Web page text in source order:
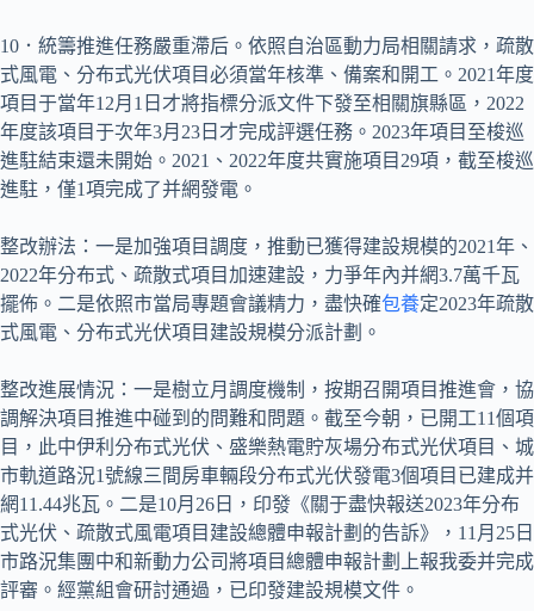
10．統籌推進任務嚴重滯后。依照自治區動力局相關請求，疏散
式風電、分布式光伏項目必須當年核準、備案和開工。2021年度
項目于當年12月1日才將指標分派文件下發至相關旗縣區，2022
年度該項目于次年3月23日才完成評選任務。2023年項目至梭巡
進駐結束還未開始。2021、2022年度共實施項目29項，截至梭巡
進駐，僅1項完成了并網發電。
整改辦法：一是加強項目調度，推動已獲得建設規模的2021年、
2022年分布式、疏散式項目加速建設，力爭年內并網3.7萬千瓦
擺佈。二是依照市當局專題會議精力，盡快確包養定2023年疏散
式風電、分布式光伏項目建設規模分派計劃。
整改進展情況：一是樹立月調度機制，按期召開項目推進會，協
調解決項目推進中碰到的問難和問題。截至今朝，已開工11個項
目，此中伊利分布式光伏、盛樂熱電貯灰場分布式光伏項目、城
市軌道路況1號線三間房車輛段分布式光伏發電3個項目已建成并
網11.44兆瓦。二是10月26日，印發《關于盡快報送2023年分布
式光伏、疏散式風電項目建設總體申報計劃的告訴》，11月25日
市路況集團中和新動力公司將項目總體申報計劃上報我委并完成
評審。經黨組會研討通過，已印發建設規模文件。